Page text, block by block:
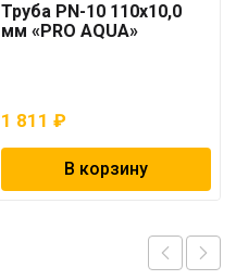
Труба PN-10 110х10,0
мм «PRO AQUA»
1 811₽
В корзину